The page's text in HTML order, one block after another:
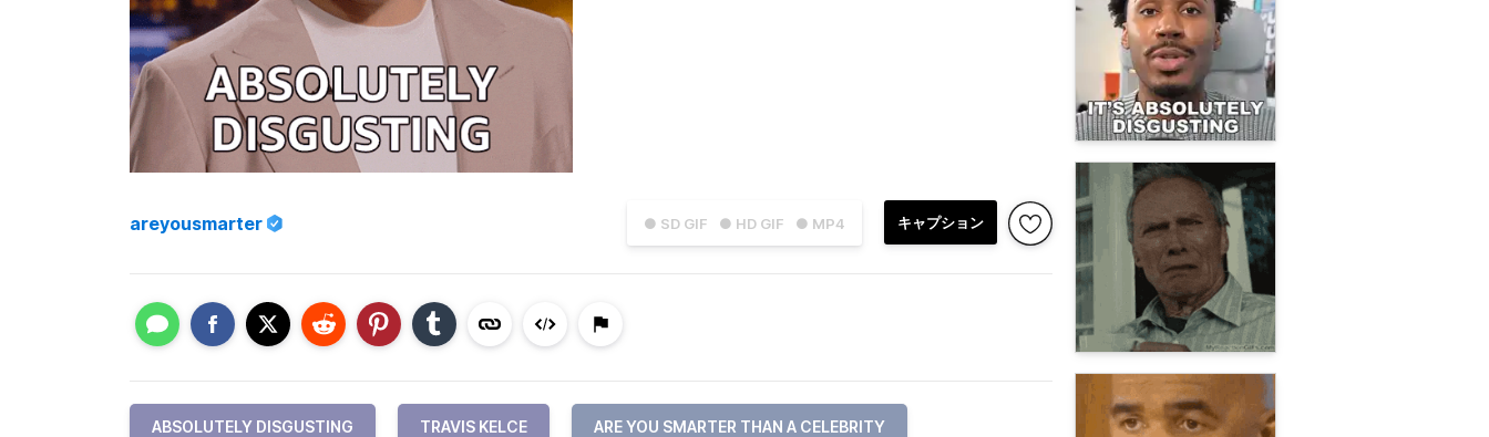
● SD GIF ● HD GIF ● MP4 キャプション
areyousmarter
ABSOLUTELY DISGUSTING TRAVIS KELCE ARE YOU SMARTER THAN A CELEBRITY